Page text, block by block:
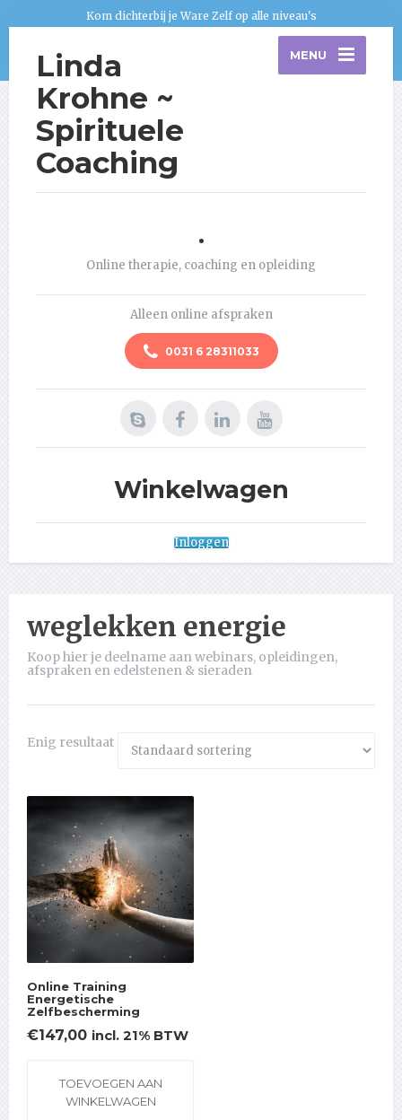
Kom dichterbij je Ware Zelf op alle niveau's
Linda
Krohne ~
Spirituele
Coaching
MENU
.
Online therapie, coaching en opleiding
Alleen online afspraken
0031 6 28311033
Winkelwagen
Inloggen
weglekken energie
Koop hier je deelname aan webinars, opleidingen,
afspraken en edelstenen & sieraden
Enig resultaat
Online Training
Energetische
Zelfbescherming
€147,00 incl. 21% BTW
TOEVOEGEN AAN
WINKELWAGEN